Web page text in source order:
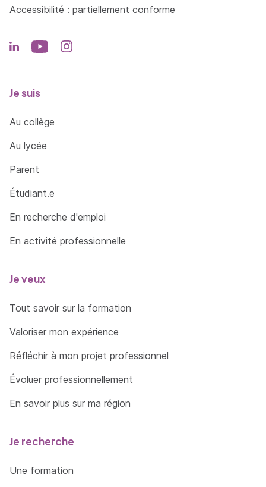
Accessibilité : partiellement conforme
Je suis
Au collège
Au lycée
Parent
Étudiant.e
En recherche d'emploi
En activité professionnelle
Je veux
Tout savoir sur la formation
Valoriser mon expérience
Réfléchir à mon projet professionnel
Évoluer professionnellement
En savoir plus sur ma région
Je recherche
Une formation